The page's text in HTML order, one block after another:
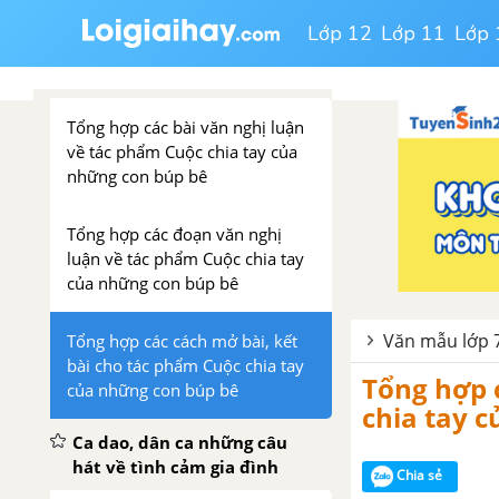
Lớp 12 Lớp 11 Lớp
Cuộc chia tay của những con
Tổng hợp các bài văn nghị luận
về tác phẩm Cuộc chia tay của
những con búp bê
Tổng hợp các đoạn văn nghị
luận về tác phẩm Cuộc chia tay
của những con búp bê
Tổng hợp các cách mở bài, kết
bài cho tác phẩm Cuộc chia tay
của những con búp bê
Ca dao, dân ca những câu
hát về tình cảm gia đình
Văn mẫu lớp
Tổng hợp
chia tay
Chia sẻ